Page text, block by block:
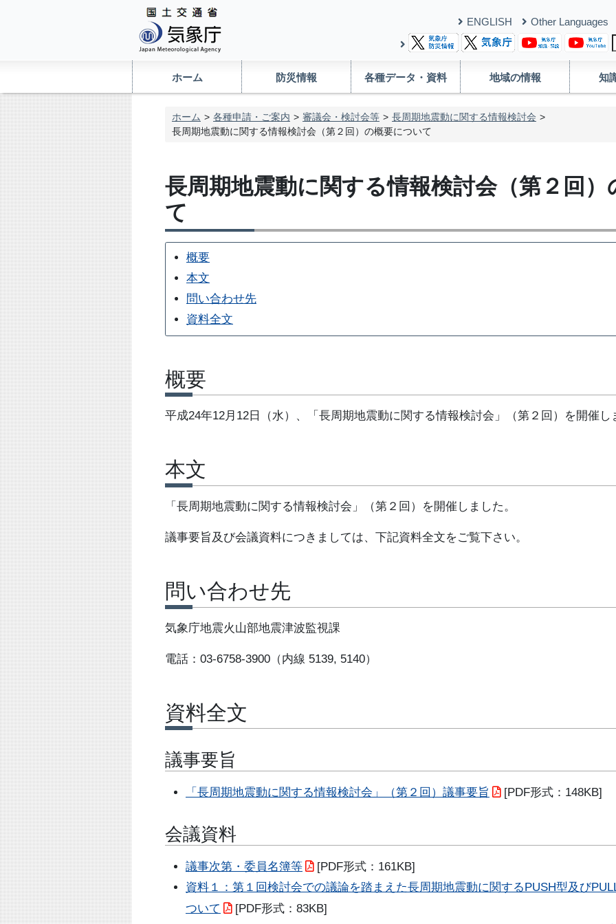
ENGLISH Other Languages
ホーム 防災情報 各種データ・資料 地域の情報 知
ホーム 各種申請・ご案内 審議会・検討会等
長周期地震動に関する情報検討会
長周期地震動に関する情報検討会（第２回）の概要について
長周期地震動に関する情報検討会（第２回
て
概要
本文
問い合わせ先
資料全文
概要
平成24年12月12日（水）、「長周期地震動に関する情報検討会」（第２回）を開催し
本文
「長周期地震動に関する情報検討会」（第２回）を開催しました。
議事要旨及び会議資料につきましては、下記資料全文をご覧下さい。
問い合わせ先
気象庁地震火山部地震津波監視課
電話：03-6758-3900（内線 5139, 5140）
資料全文
議事要旨
「長周期地震動に関する情報検討会」（第２回）議事要旨 [PDF形式：148KB]
会議資料
議事次第・委員名簿等
[PDF形式：161KB]
資料１：第１回検討会での議論を踏まえた長周期地震動に関するPUSH型及び
ついて
[PDF形式：83KB]